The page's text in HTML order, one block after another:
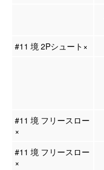
#11 境 2Pシュート×
#11 境 フリースロー
×
#11 境 フリースロー
×